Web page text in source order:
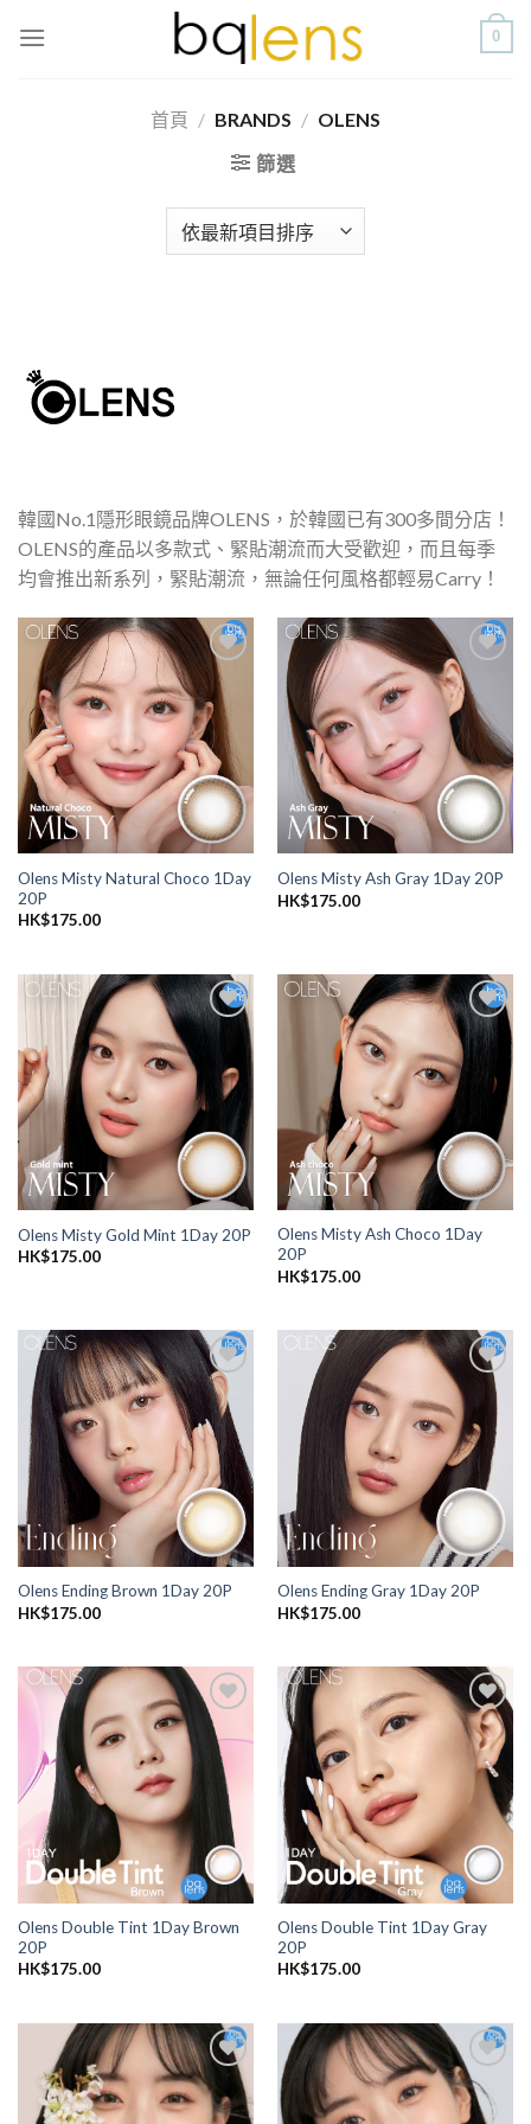
0
首頁 / BRANDS / OLENS
篩選
韓國No.1隱形眼鏡品牌OLENS，於韓國已有300多間分店！
OLENS的產品以多款式、緊貼潮流而大受歡迎，而且每季
均會推出新系列，緊貼潮流，無論任何風格都輕易Carry！
添加
到喜
愛清
單
Olens Misty Natural Choco 1Day
20P
HK$175.00
到喜
愛清
單
Olens Misty Ash Gray 1Day 20P
HK$175.00
愛清
單
Olens Misty Gold Mint 1Day 20P
HK$175.00
添加
到喜
單
Olens Misty Ash Choco 1Day
20P
HK$175.00
添加
到喜
愛清
單
Olens Ending Brown 1Day 20P
HK$175.00
添加
到喜
愛清
單
Olens Ending Gray 1Day 20P
HK$175.00
添加
到喜
愛清
單
Olens Double Tint 1Day Brown
20P
HK$175.00
添加
到喜
愛清
單
Olens Double Tint 1Day Gray
20P
HK$175.00
添加
到喜
愛清
添加
到喜
愛清